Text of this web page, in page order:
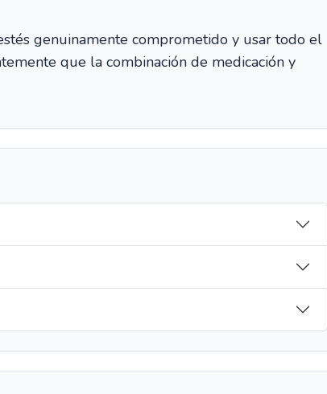
genuinamente comprometido y usar todo el
que la combinación de medicación y